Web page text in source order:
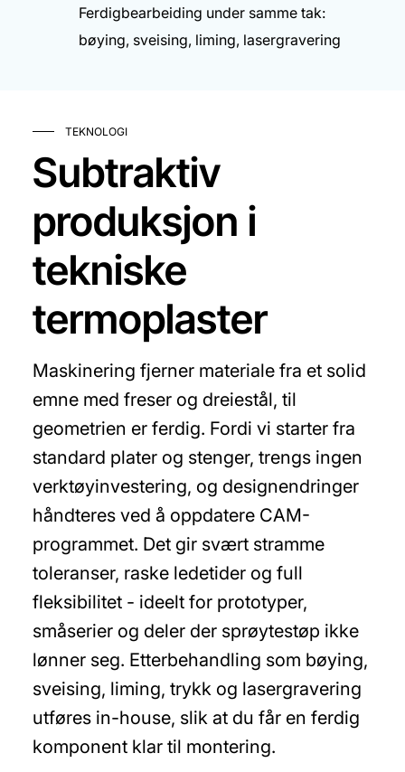
Ferdigbearbeiding under samme tak:
bøying, sveising, liming, lasergravering
TEKNOLOGI
Subtraktiv
produksjon i
tekniske
termoplaster
Maskinering fjerner materiale fra et solid
emne med freser og dreiestål, til
geometrien er ferdig. Fordi vi starter fra
standard plater og stenger, trengs ingen
verktøyinvestering, og designendringer
håndteres ved å oppdatere CAM-
programmet. Det gir svært stramme
toleranser, raske ledetider og full
fleksibilitet - ideelt for prototyper,
småserier og deler der sprøytestøp ikke
lønner seg. Etterbehandling som bøying,
sveising, liming, trykk og lasergravering
utføres in-house, slik at du får en ferdig
komponent klar til montering.